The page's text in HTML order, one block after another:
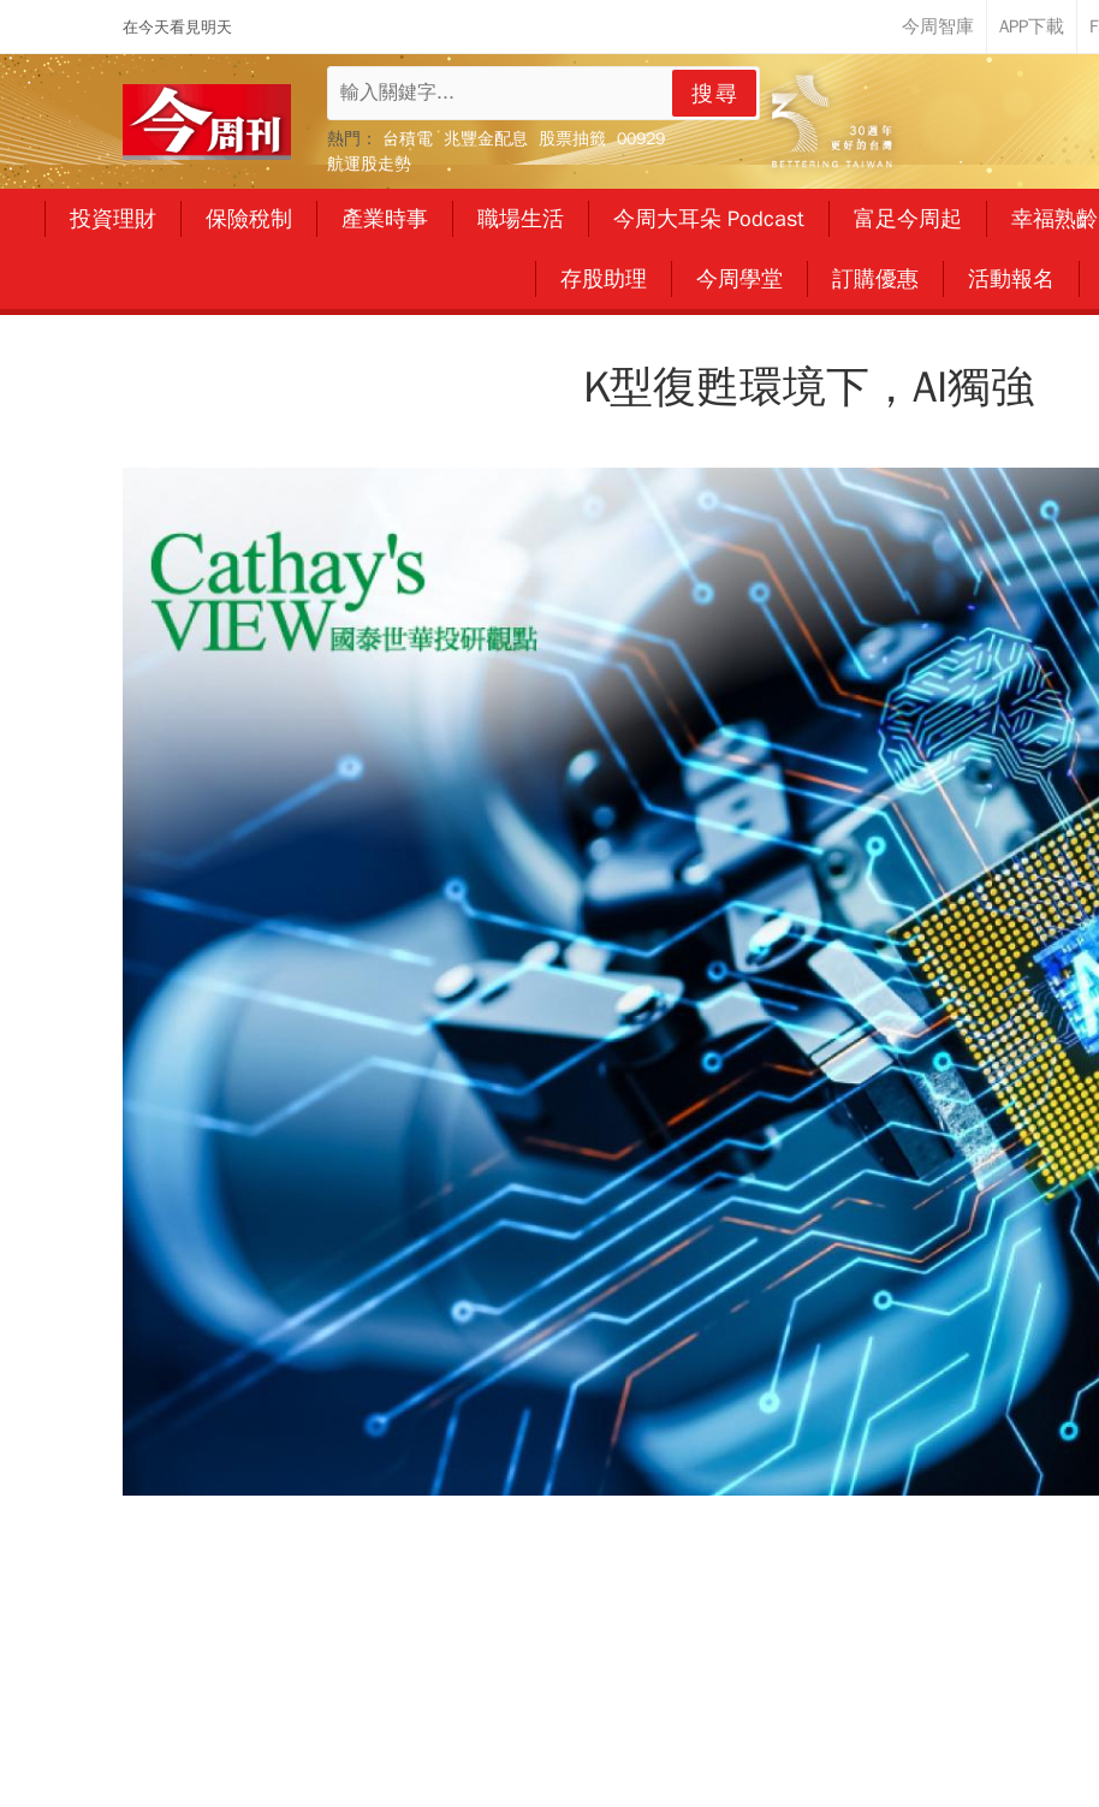
在今天看見明天
搜尋
熱門： 台積電 兆豐金配息 股票抽籤 00929
航運股走勢
投資理財 保險稅制 產業時事 職場生活 今周大耳朵 Podcast 富足今周起 幸福熟齡
存股助理 今周學堂 訂購優惠 活動報名
K型復甦環境下，AI獨強